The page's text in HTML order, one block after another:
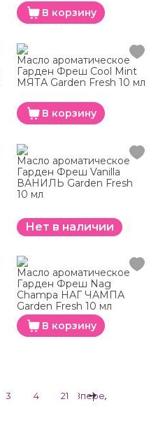
В корзину
Масло ароматическое
Гарден Фреш Cool Mint
МЯТА Garden Fresh 10 мл
В корзину
Масло ароматическое
Гарден Фреш Vanilla
ВАНИЛЬ Garden Fresh
10 мл
Нет в наличии
Масло ароматическое
Гарден Фреш Nag
Champa НАГ ЧАМПА
Garden Fresh 10 мл
В корзину
3 4 21 Вперед